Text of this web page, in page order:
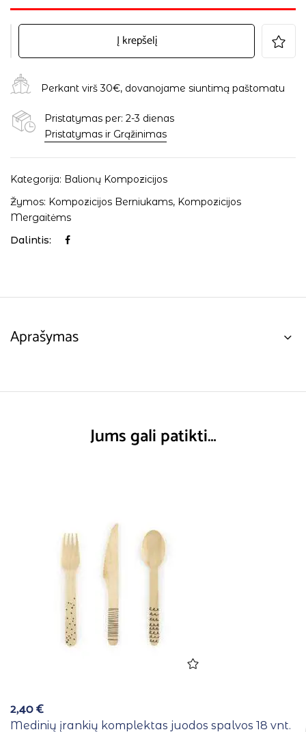
Į krepšelį
Perkant virš 30€, dovanojame siuntimą paštomatu
Pristatymas per: 2-3 dienas
Pristatymas ir Grąžinimas
Kategorija: Balionų Kompozicijos
Žymos: Kompozicijos Berniukams, Kompozicijos
Mergaitėms
Dalintis:
Aprašymas
Jums gali patikti…
2,40€
Medinių įrankių komplektas juodos spalvos 18 vnt.